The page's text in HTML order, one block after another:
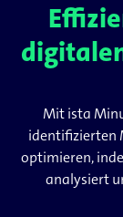
Mit ista
identifizierten
optimieren,
analysiert